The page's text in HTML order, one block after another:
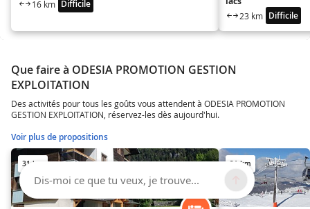
16 km Difficile
23 km Difficile
Que faire à ODESIA PROMOTION GESTION
EXPLOITATION
Des activités pour tous les goûts vous attendent à ODESIA PROMOTION
GESTION EXPLOITATION, réservez-les dès aujourd'hui.
Voir plus de propositions
31 km 31 km
Dis-moi ce que tu veux, je trouve...